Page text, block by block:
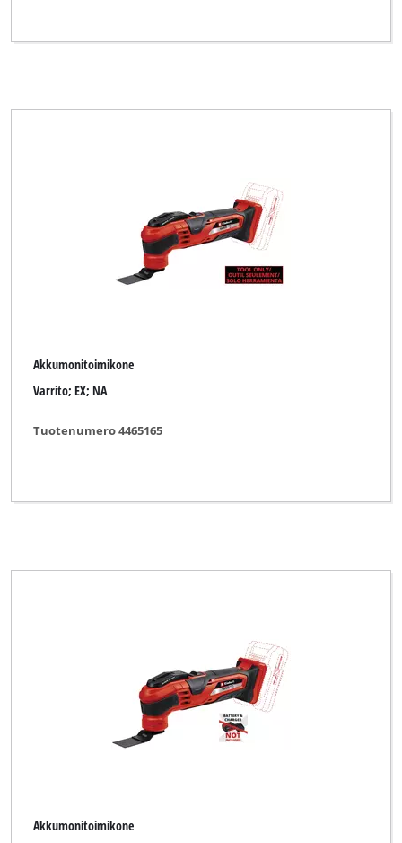
Akkumonitoimikone
Varrito; EX; NA
Tuotenumero 4465165
Akkumonitoimikone